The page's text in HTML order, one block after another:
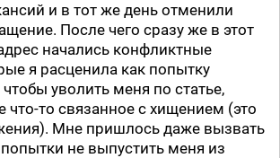
и в тот же день отменили
После чего сразу же в этот
начались конфликтные
я расценила как попытку
уволить меня по статье,
то связанное с хищением (это
Мне пришлось даже вызвать
не выпустить меня из